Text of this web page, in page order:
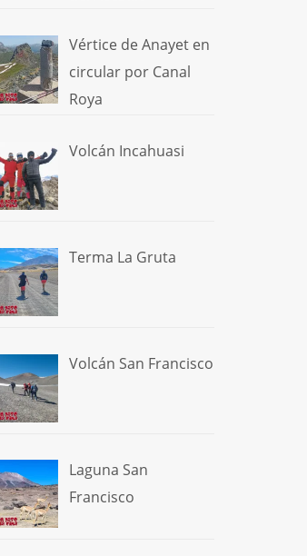
Vértice de Anayet en
circular por Canal
Roya
Volcán Incahuasi
Terma La Gruta
Volcán San Francisco
Laguna San
Francisco